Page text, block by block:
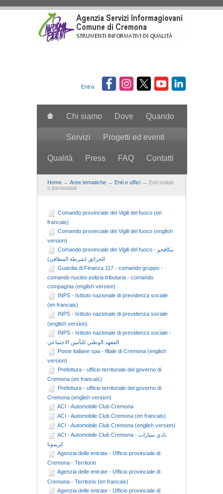
Entra
Chi siamo Dove Quando
Servizi Progetti ed eventi
Qualità Press FAQ Contatti
Home → Aree tematiche → Enti e uffici → Enti statali
o parastatali
Comando provinciale dei Vigili del fuoco (en
francais)
Comando provinciale dei Vigili del fuoco (english
version)
Comando provinciale dei Vigili del fuoco - مكافحو
الحرائق (شرطة المطافئ)
Guardia di Finanza 117 - comando gruppo -
comando nucleo polizia tributaria - comando
compagnia (english version)
INPS - Istituto nazionale di previdenza sociale
(en francais)
INPS - Istituto nazionale di previdenza sociale
(english version)
INPS - Istituto nazionale di previdenza sociale -
المعهد الوطني للتأمين الاجتماعي
Poste italiane spa - filiale di Cremona (english
version)
Prefettura - ufficio territoriale del governo di
Cremona (en francais)
Prefettura - ufficio territoriale del governo di
Cremona (english version)
ACI - Automobile Club Cremona
ACI - Automobile Club Cremona (en francais)
ACI - Automobile Club Cremona (english version)
ACI - Automobile Club Cremona - نادي سيارات
كريمونا
Agenzia delle entrate - Ufficio provinciale di
Cremona - Territorio
Agenzia delle entrate - Ufficio provinciale di
Cremona - Territorio (en francais)
Agenzia delle entrate - Ufficio provinciale di